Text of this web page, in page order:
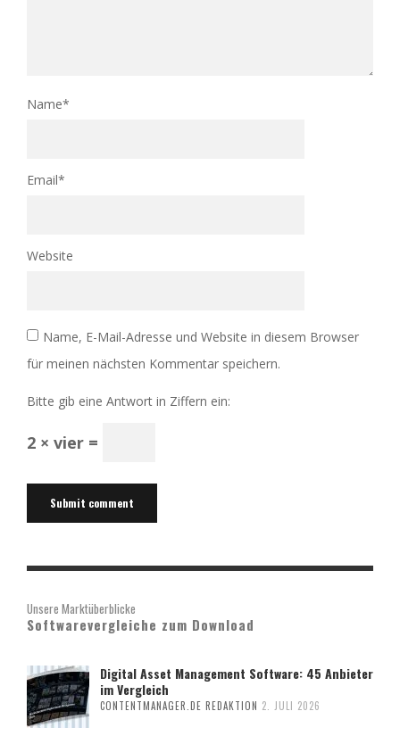
Name*
Email*
Website
Name, E-Mail-Adresse und Website in diesem Browser
für meinen nächsten Kommentar speichern.
Bitte gib eine Antwort in Ziffern ein:
2 × vier =
Unsere Marktüberblicke
Softwarevergleiche zum Download
Digital Asset Management Software: 45 Anbieter
im Vergleich
CONTENTMANAGER.DE REDAKTION 2. JULI 2026